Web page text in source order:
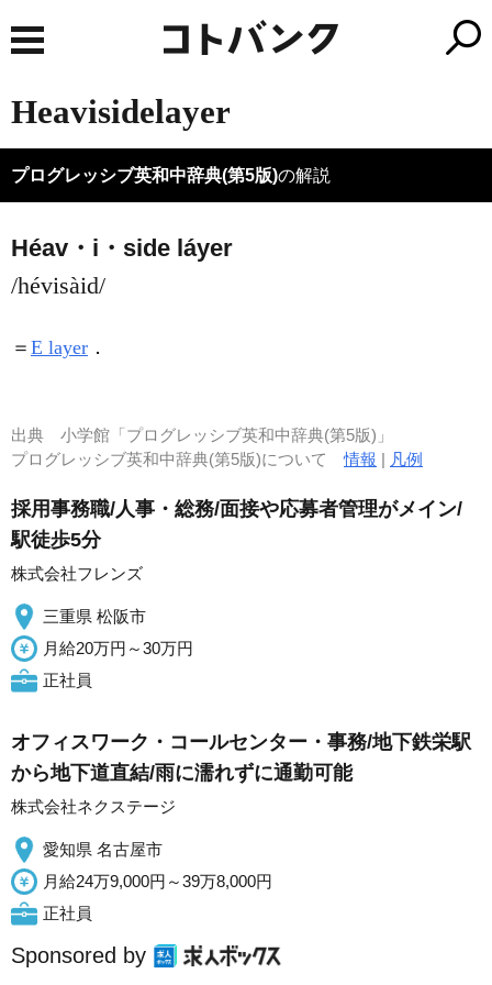
Heavisidelayer
プログレッシブ英和中辞典(第5版)の解説
Héav・i・side láyer
/hévisàid/
＝ E layer ．
出典 小学館「プログレッシブ英和中辞典(第5版)」
プログレッシブ英和中辞典(第5版)について情報 | 凡例
採用事務職/人事・総務/面接や応募者管理がメイン/
駅徒歩5分
株式会社フレンズ
三重県 松阪市
月給20万円～30万円
正社員
オフィスワーク・コールセンター・事務/地下鉄栄駅
から地下道直結/雨に濡れずに通勤可能
株式会社ネクステージ
愛知県 名古屋市
月給24万9,000円～39万8,000円
正社員
Sponsored by